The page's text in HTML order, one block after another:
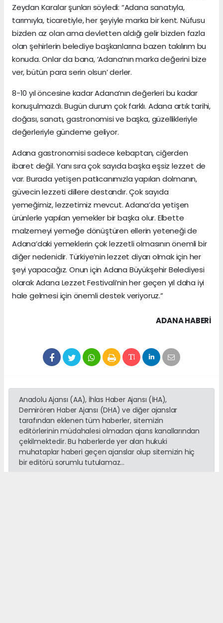
Zeydan Karalar şunları söyledi: “Adana sanatıyla,
tarımıyla, ticaretiyle, her şeyiyle marka bir kent. Nüfusu
bizden az olan ama devletten aldığı gelir bizden fazla
olan şehirlerin belediye başkanlarına bazen takılırım bu
konuda. Onlar da bana, ‘Adana’nın marka değerini bize
ver, bütün para serin olsun’ derler.
8-10 yıl öncesine kadar Adana’nın değerleri bu kadar
konuşulmazdı. Bugün durum çok farklı. Adana artık tarihi,
doğası, sanatı, gastronomisi ve başka, güzellikleriyle
değerleriyle gündeme geliyor.
Adana gastronomisi sadece kebaptan, ciğerden
ibaret değil. Yanı sıra çok sayıda başka eşsiz lezzet de
var. Burada yetişen patlıcanımızla yapılan dolmanın,
güvecin lezzeti dillere destandır. Çok sayıda
yemeğimiz, lezzetimiz mevcut. Adana’da yetişen
ürünlerle yapılan yemekler bir başka olur. Elbette
malzemeyi yemeğe dönüştüren ellerin yeteneği de
Adana’daki yemeklerin çok lezzetli olmasının önemli bir
diğer nedenidir. Türkiye’nin lezzet diyarı olmak için her
şeyi yapacağız. Onun için Adana Büyükşehir Belediyesi
olarak Adana Lezzet Festivali’nin her geçen yıl daha iyi
hale gelmesi için önemli destek veriyoruz.”
ADANA HABERİ
Anadolu Ajansı (AA), İhlas Haber Ajansı (İHA),
Demirören Haber Ajansı (DHA) ve diğer ajanslar
tarafından eklenen tüm haberler, sitemizin
editörlerinin müdahalesi olmadan ajans kanallarından
çekilmektedir. Bu haberlerde yer alan hukuki
muhataplar haberi geçen ajanslar olup sitemizin hiç
bir editörü sorumlu tutulamaz...